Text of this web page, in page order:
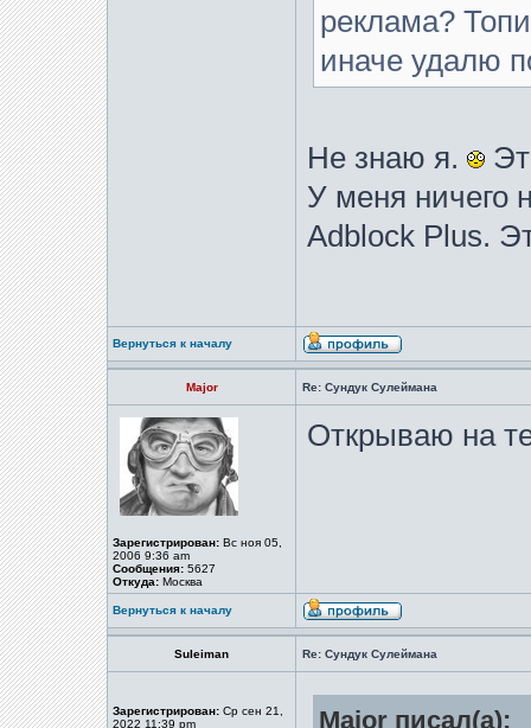
реклама?
иначе удалю
Не знаю я.
У меня ничего
Adblock Plus.
Вернуться к началу
Major Re: Сундук Сулеймана
Зарегистрирован: Вс ноя 05,
2006 9:36 am
Сообщения: 5627
Откуда: Москва
Открываю на
Вернуться к началу
Suleiman Re: Сундук Сулеймана
Зарегистрирован: Ср сен 21,
2022 11:39 pm
Major писал(а):